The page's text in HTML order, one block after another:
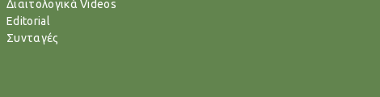
Διαιτολογικά Videos
Editorial
Συνταγές